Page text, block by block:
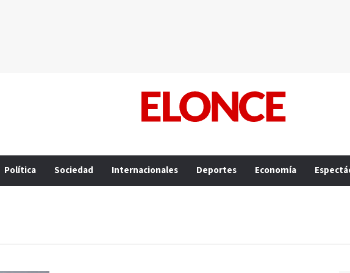
Política Sociedad Internacionales Deportes Economía